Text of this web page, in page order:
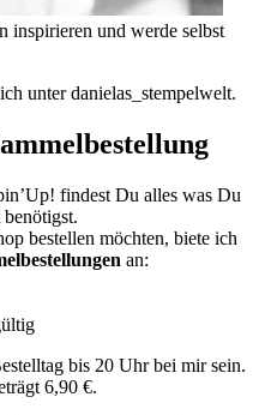
inspirieren und werde selbst
unter danielas_stempelwelt.
findest Du alles was Du
bestellen möchten, biete ich
an:
bis 20 Uhr bei mir sein.
6,90 €.